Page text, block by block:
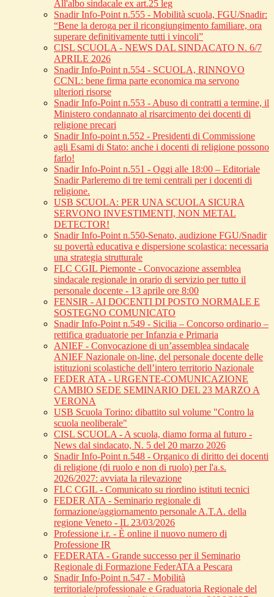
All'albo sindacale ex art.25 leg
Snadir Info-Point n.555 - Mobilità scuola, FGU/Snadir:
“Bene la deroga per il ricongiungimento familiare, ora
superare definitivamente tutti i vincoli”
CISL SCUOLA - NEWS DAL SINDACATO N. 6/7
APRILE 2026
Snadir Info-Point n.554 - SCUOLA, RINNOVO
CCNL: bene firma parte economica ma servono
ulteriori risorse
Snadir Info-Point n.553 - Abuso di contratti a termine, il
Ministero condannato al risarcimento dei docenti di
religione precari
Snadir Info-point n.552 - Presidenti di Commissione
agli Esami di Stato: anche i docenti di religione possono
farlo!
Snadir Info-Point n.551 - Oggi alle 18:00 – Editoriale
Snadir Parleremo di tre temi centrali per i docenti di
religione.
USB SCUOLA: PER UNA SCUOLA SICURA
SERVONO INVESTIMENTI, NON METAL
DETECTOR!
Snadir Info-Point n.550-Senato, audizione FGU/Snadir
su povertà educativa e dispersione scolastica: necessaria
una strategia strutturale
FLC CGIL Piemonte - Convocazione assemblea
sindacale regionale in orario di servizio per tutto il
personale docente - 13 aprile ore 8:00
FENSIR - AI DOCENTI DI POSTO NORMALE E
SOSTEGNO COMUNICATO
Snadir Info-Point n.549 - Sicilia – Concorso ordinario –
rettifica graduatorie per Infanzia e Primaria
ANIEF - Convocazione di un’assemblea sindacale
ANIEF Nazionale on-line, del personale docente delle
istituzioni scolastiche dell’intero territorio Nazionale
FEDER ATA - URGENTE-COMUNICAZIONE
CAMBIO SEDE SEMINARIO DEL 23 MARZO A
VERONA
USB Scuola Torino: dibattito sul volume "Contro la
scuola neoliberale"
CISL SCUOLA - A scuola, diamo forma al futuro -
News dal sindacato, N. 5 del 20 marzo 2026
Snadir Info-Point n.548 - Organico di diritto dei docenti
di religione (di ruolo e non di ruolo) per l'a.s.
2026/2027: avviata la rilevazione
FLC CGIL - Comunicato su riordino istituti tecnici
FEDER ATA - Seminario regionale di
formazione/aggiornamento personale A.T.A. della
regione Veneto - IL 23/03/2026
Professione i.r. - È online il nuovo numero di
Professione IR
FEDERATA - Grande successo per il Seminario
Regionale di Formazione FederATA a Pescara
Snadir Info-Point n.547 - Mobilità
territoriale/professionale e Graduatoria Regionale del